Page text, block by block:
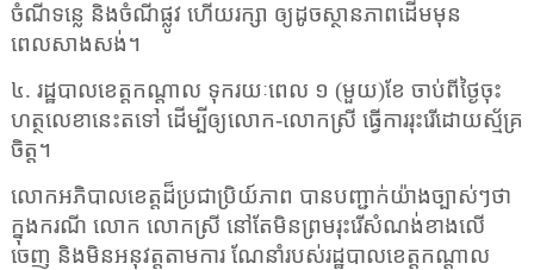
ចំណីទន្លេ និងចំណីផ្លូវ ហើយរក្សា ឲ្យដូចស្ថានភាពដើមមុន
ពេលសាងសង់។
៤. រដ្ឋបាលខេត្តកណ្តាល ទុករយៈពេល ១ (មួយ)ខែ ចាប់ពីថ្ងៃចុះ
ហត្ថលេខានេះតទៅ ដើម្បីឲ្យលោក-លោកស្រី ធ្វើការរុះរើដោយស្ម័គ្រ
ចិត្ត។
លោកអភិបាលខេត្តដ៏ប្រជាប្រិយ៍ភាព បានបញ្ជាក់យ៉ាងច្បាស់ៗថា
ក្នុងករណី លោក លោកស្រី នៅតែមិនព្រមរុះរើសំណង់ខាងលើ
ចេញ និងមិនអនុវត្តតាមការ ណែនាំរបស់រដ្ឋបាលខេត្តកណ្តាល